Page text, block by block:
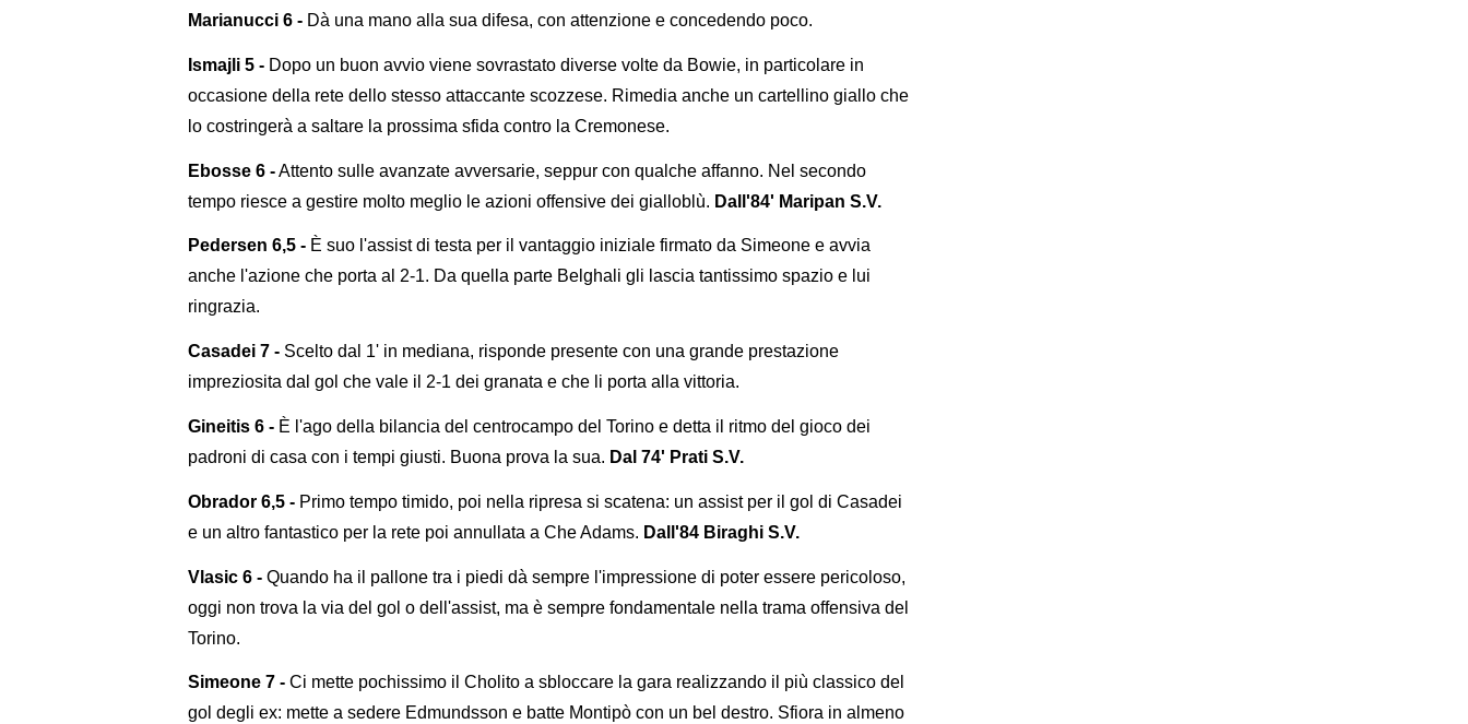
Marianucci 6 - Dà una mano alla sua difesa, con attenzione e concedendo poco.
Ismajli 5 - Dopo un buon avvio viene sovrastato diverse volte da Bowie, in particolare in
occasione della rete dello stesso attaccante scozzese. Rimedia anche un cartellino giallo che
lo costringerà a saltare la prossima sfida contro la Cremonese.
Ebosse 6 -Attento sulle avanzate avversarie, seppur con qualche affanno. Nel secondo
tempo riesce a gestire molto meglio le azioni offensive dei gialloblù. Dall'84' Maripan S.V.
Pedersen 6,5 - È suo l'assist di testa per il vantaggio iniziale firmato da Simeone e avvia
anche l'azione che porta al 2-1. Da quella parte Belghali gli lascia tantissimo spazio e lui
ringrazia.
Casadei 7 - Scelto dal 1' in mediana, risponde presente con una grande prestazione
impreziosita dal gol che vale il 2-1 dei granata e che li porta alla vittoria.
Gineitis 6 - È l'ago della bilancia del centrocampo del Torino e detta il ritmo del gioco dei
padroni di casa con i tempi giusti. Buona prova la sua. Dal 74' Prati S.V.
Obrador 6,5 - Primo tempo timido, poi nella ripresa si scatena: un assist per il gol di Casadei
e un altro fantastico per la rete poi annullata a Che Adams. Dall'84 Biraghi S.V.
Vlasic 6 - Quando ha il pallone tra i piedi dà sempre l'impressione di poter essere pericoloso,
oggi non trova la via del gol o dell'assist, ma è sempre fondamentale nella trama offensiva del
Torino.
Simeone 7 - Ci mette pochissimo il Cholito a sbloccare la gara realizzando il più classico del
gol degli ex: mette a sedere Edmundsson e batte Montipò con un bel destro. Sfiora in almeno